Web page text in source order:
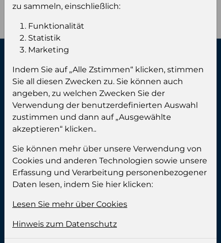
Kontaktiere uns:
Phone:+49 (0) 461 999 89 00
Telefax: +49 (0) 461 999 89 90
E-mail: info@calgros.de
Adresse:
Calgros (Famobra GmbH)
Industrieweg 10
Deutschland
zu sammeln, einschließlich:
Funktionalität
Statistik
Marketing
Indem Sie auf „Alle Zstimmen“ klicken, stimmen
Sie all diesen Zwecken zu. Sie können auch
angeben, zu welchen Zwecken Sie der
Verwendung der benutzerdefinierten Auswahl
zustimmen und dann auf „Ausgewählte
akzeptieren“ klicken..
Sie können mehr über unsere Verwendung von
Cookies und anderen Technologien sowie unsere
Erfassung und Verarbeitung personenbezogener
Daten lesen, indem Sie hier klicken:
Lesen Sie mehr über Cookies
Hinweis zum Datenschutz